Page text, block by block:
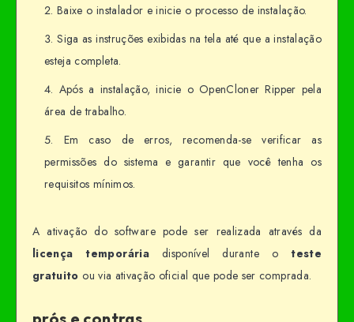
Baixe o instalador e inicie o processo de instalação.
Siga as instruções exibidas na tela até que a instalação
esteja completa.
Após a instalação, inicie o OpenCloner Ripper pela
área de trabalho.
Em caso de erros, recomenda-se verificar as
permissões do sistema e garantir que você tenha os
requisitos mínimos.
A ativação do software pode ser realizada através da
licença temporáriadisponível durante oteste
gratuito ou via ativação oficial que pode ser comprada.